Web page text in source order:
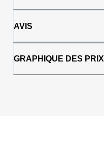
AVIS
GRAPHIQUE DES PRIX